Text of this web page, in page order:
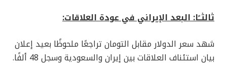
ثالثــًا: البعد الإيراني في عودة العلاقات:
شهد سعر الدولار مقابل التومان تراجعًا ملحوظًا بعيد إعلان
بيان استئناف العلاقات بين إيران والسعودية وسجل 48 ألفًا.